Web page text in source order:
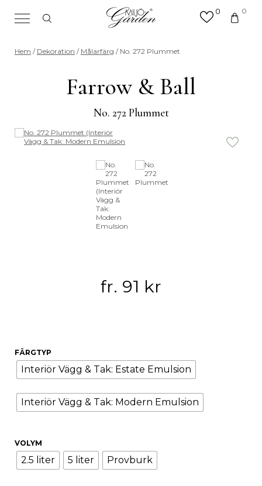
0 0
Sök efter valfri produkt eller
kategori
Hem / Dekoration / Målarfärg / No. 272 Plummet
Farrow & Ball
No. 272 Plummet
fr. 91 kr
FÄRGTYP
Interiör Vägg & Tak: Estate Emulsion
Interiör Vägg & Tak: Modern Emulsion
VOLYM
2.5 liter 5 liter Provburk